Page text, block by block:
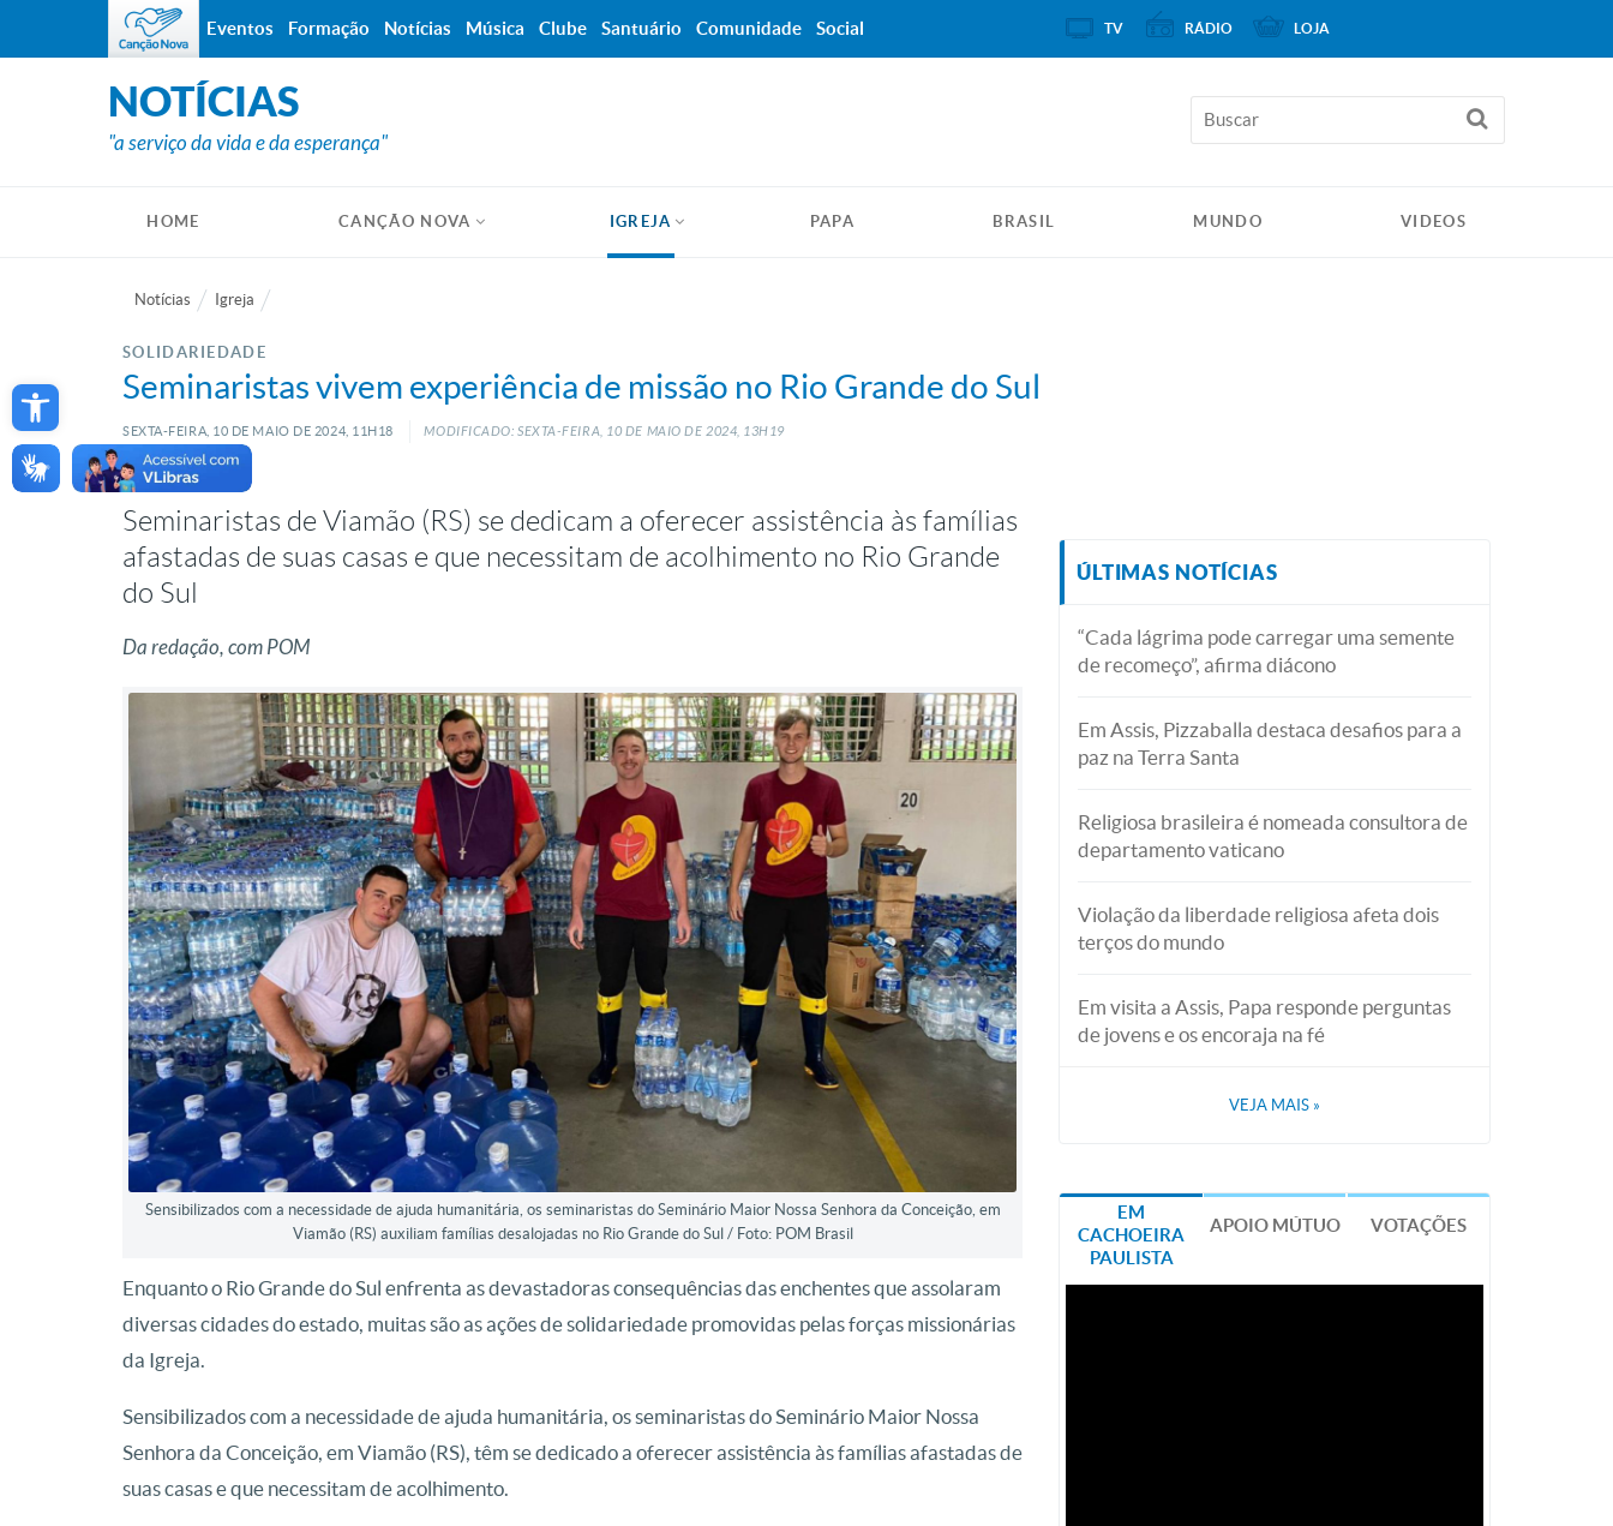
Open toolbar
NOTÍCIAS
"a serviço da vida e da esperança"
HOME CANÇÃO NOVA IGREJA PAPA BRASIL MUNDO VIDEOS
Notícias Igreja
SOLIDARIEDADE
Seminaristas vivem experiência de missão no Rio Grande do Sul
SEXTA-FEIRA, 10 DE MAIO DE 2024, 11H18 MODIFICADO: SEXTA-FEIRA, 10 DE MAIO DE 2024, 13H19
Seminaristas de Viamão (RS) se dedicam a oferecer assistência às famílias
afastadas de suas casas e que necessitam de acolhimento no Rio Grande
do Sul
Da redação, com POM
Sensibilizados com a necessidade de ajuda humanitária, os seminaristas do Seminário Maior Nossa Senhora da Conceição, em
Viamão (RS) auxiliam famílias desalojadas no Rio Grande do Sul / Foto: POM Brasil
Enquanto o Rio Grande do Sul enfrenta as devastadoras consequências das enchentes que assolaram
diversas cidades do estado, muitas são as ações de solidariedade promovidas pelas forças missionárias
da Igreja.
Sensibilizados com a necessidade de ajuda humanitária, os seminaristas do Seminário Maior Nossa
Senhora da Conceição, em Viamão (RS), têm se dedicado a oferecer assistência às famílias afastadas de
suas casas e que necessitam de acolhimento.
ÚLTIMAS NOTÍCIAS
“Cada lágrima pode carregar uma semente
de recomeço”, afirma diácono
Em Assis, Pizzaballa destaca desafios para a
paz na Terra Santa
Religiosa brasileira é nomeada consultora de
departamento vaticano
Violação da liberdade religiosa afeta dois
terços do mundo
Em visita a Assis, Papa responde perguntas
de jovens e os encoraja na fé
VEJA MAIS »
EM
CACHOEIRA
PAULISTA
APOIO MÚTUO VOTAÇÕES
Eventos Formação Notícias Música Clube Santuário Comunidade Social TV RÁDIO LOJA